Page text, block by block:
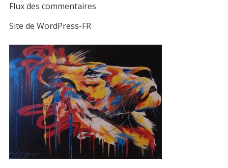
Flux des commentaires
Site de WordPress-FR